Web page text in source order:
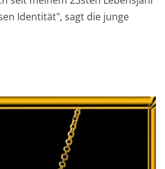
Identität", sagt die junge